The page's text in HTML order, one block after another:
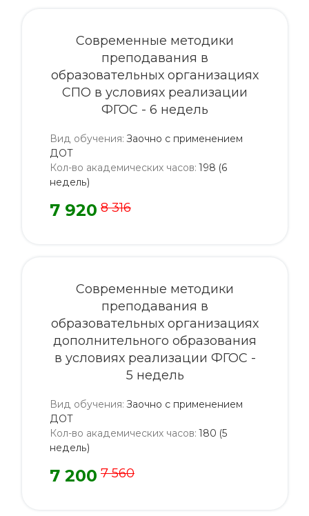
Современные методики
преподавания в
образовательных организациях
СПО в условиях реализации
ФГОС - 6 недель
Вид обучения: Заочно с применением
ДОТ
Кол-во академических часов: 198 (6
недель)
7 920 8 316
Современные методики
преподавания в
образовательных организациях
дополнительного образования
в условиях реализации ФГОС -
5 недель
Вид обучения: Заочно с применением
ДОТ
Кол-во академических часов: 180 (5
недель)
7 200 7 560